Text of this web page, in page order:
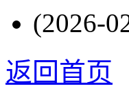
(2026-
返回首页